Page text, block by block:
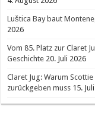
Luštica Bay baut
2026
Vom 85. Platz zur Claret
Geschichte 20. Juli 2026
Claret Jug: Warum
zurückgeben muss 15.